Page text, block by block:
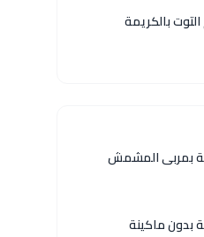
بالكريمة
بمربى المشمش
بدون ماكينة